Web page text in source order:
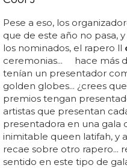
Pese a eso, los
que de este año no pasa,
los nominados, el rapero ll
ceremonias... hace más
tenían un presentador
golden globes... ¿crees
premios tengan
artistas que presentan
presentadora en una gala
inimitable queen latifah, y
recae sobre otro rapero...
sentido en este tipo de